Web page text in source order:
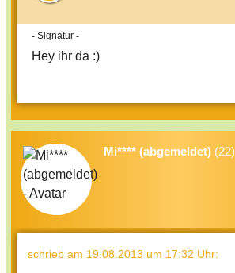
- Signatur -
Hey ihr da :)
Mi**** (abgemeldet) (22)
schrieb am 19.08.2013 um 17:32 Uhr: